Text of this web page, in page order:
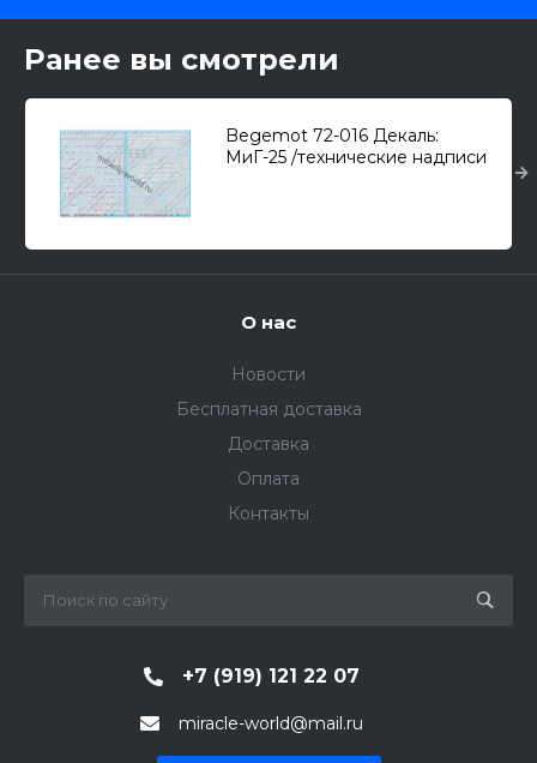
Ранее вы смотрели
Begemot 72-016 Декаль:
МиГ-25 /технические надписи
О нас
Новости
Бесплатная доставка
Доставка
Оплата
Контакты
+7 (919) 121 22 07
miracle-world@mail.ru